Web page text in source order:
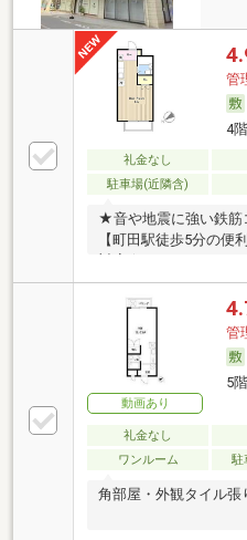
管
4
礼金なし
駐車場(近隣含)
★音や地震に強い鉄筋
【町田駅徒歩5分の
動画あり
管
5
礼金なし
ワンルーム
駐
角部屋・外観タイル